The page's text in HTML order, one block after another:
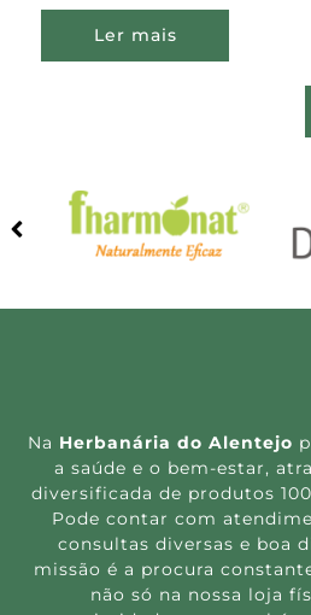
Ler mais
Na Herbanária do Alentejo
a saúde e o bem-estar,
diversificada de produtos
Pode contar com
consultas diversas e boa
missão é a procura
não só na nossa loja